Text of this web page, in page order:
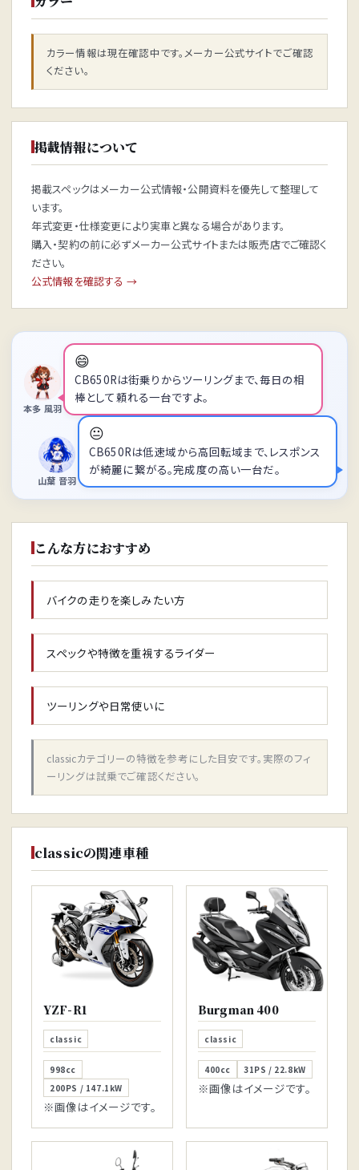
カラー情報は現在確認中です。メーカー公式サイトでご確認
ください。
掲載情報について
掲載スペックはメーカー公式情報・公開資料を優先して整理して
います。
年式変更・仕様変更により実車と異なる場合があります。
購入・契約の前に必ずメーカー公式サイトまたは販売店でご確認く
ださい。
公式情報を確認する →
本多 風羽
😄
CB650Rは街乗りからツーリングまで、毎日の相
棒として頼れる一台ですよ。
😐
CB650Rは低速域から高回転域まで、レスポンス
が綺麗に繋がる。完成度の高い一台だ。
山葉 音羽
こんな方におすすめ
バイクの走りを楽しみたい方
スペックや特徴を重視するライダー
ツーリングや日常使いに
classicカテゴリーの特徴を参考にした目安です。実際のフィ
ーリングは試乗でご確認ください。
classicの関連車種
YZF-R1
classic
998cc
200PS / 147.1kW
※画像はイメージです。
Burgman 400
classic
400cc 31PS / 22.8kW
※画像はイメージです。